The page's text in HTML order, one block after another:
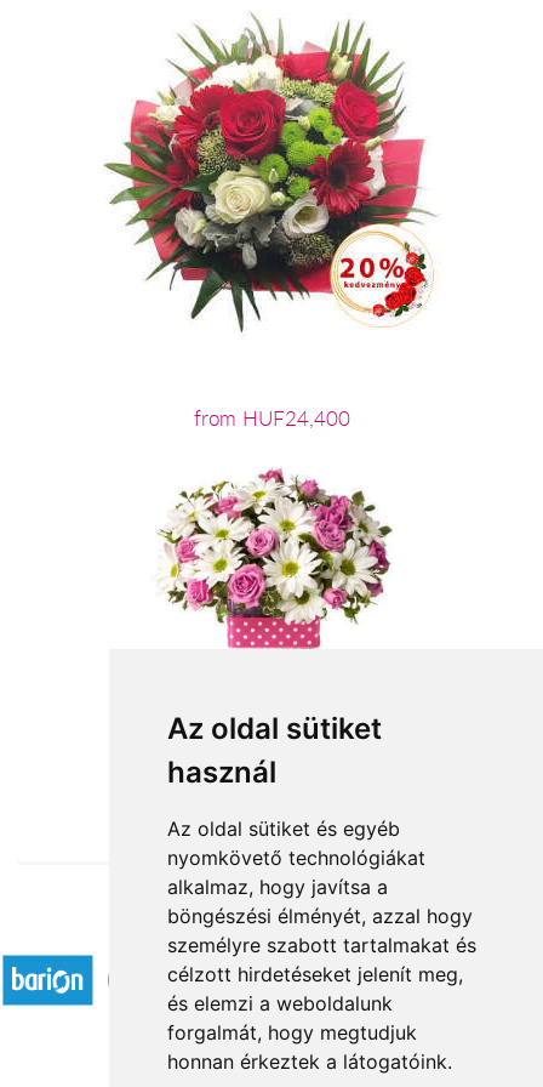
Az oldal sütiket
használ
Az oldal sütiket és egyéb
nyomkövető technológiákat
alkalmaz, hogy javítsa a
böngészési élményét, azzal hogy
személyre szabott tartalmakat és
célzott hirdetéseket jelenít meg,
és elemzi a weboldalunk
forgalmát, hogy megtudjuk
honnan érkeztek a látogatóink.
from HUF24,400
from HUF29,140
Accepted payment methods